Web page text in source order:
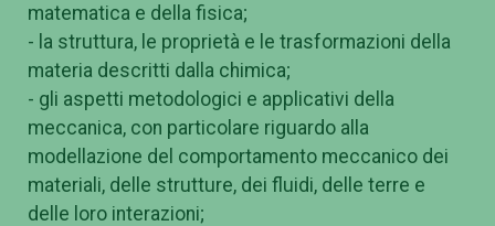
matematica e della fisica;
- la struttura, le proprietà e le trasformazioni della
materia descritti dalla chimica;
- gli aspetti metodologici e applicativi della
meccanica, con particolare riguardo alla
modellazione del comportamento meccanico dei
materiali, delle strutture, dei fluidi, delle terre e
delle loro interazioni;